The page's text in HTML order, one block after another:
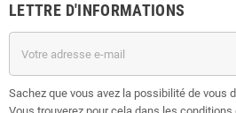
LETTRE D'INFORMATIONS
Sachez que vous avez la possibilité de vous